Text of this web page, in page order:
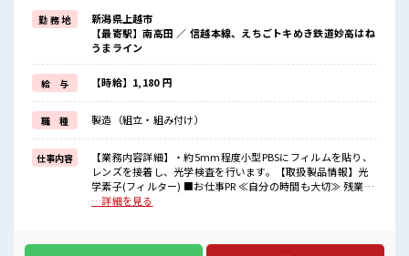
派手過ぎなければ髪型や髪色自由♪
(規定有)制服があると毎日の服選びに悩まずOK♪
≪未経験OKの仕事≫
新しいことにチャレンジするのは不安だけど、
しっかり働く環境が整っています！
イチからスキルUP・ステップUP目指していきましょう！
≪自分に合った期間で働ける≫
福利厚生が整った派遣のお仕事です！
■職場の雰囲気
少人数の職場でこじんまり。
職場の仲間との交流もできちゃうかも？
髪型・髪色自由♪
派手過ぎなければOKだから、
勤 務 地
新潟県上越市
【最寄駅】南高田 ／ 信越本線、えちごトキめき鉄道妙高はね
うまライン
給 与 【時給】1,180 円
職 種 製造（組立・組み付け）
仕事内容
【業務内容詳細】・約5mm程度小型PBSにフィルムを貼り、
レンズを接着し、光学検査を行います。【取扱製品情報】光
学素子(フィルター) ■お仕事PR ≪自分の時間も大切≫ 残業は
ほとんどナシ！ 場合によってはお願いすることもあります♪
OKの仕事≫ 新しいことにチャレンジするのは不安だけど、
…詳細を見る